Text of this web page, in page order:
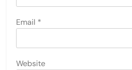
Email *
Website